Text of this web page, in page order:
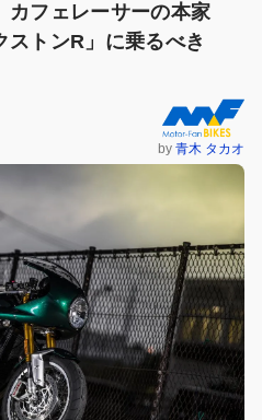
カフェレーサーの本家
ストンR」に乗るべき
by 青木 タカオ